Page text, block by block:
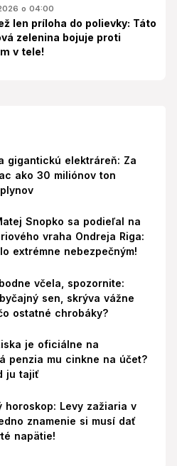
o 04:00
len príloha do polievky: Táto
zelenina bojuje proti
v tele!
gigantickú elektráreň: Za
ako 30 miliónov ton
Snopko sa podieľal na
vraha Ondreja Riga:
extrémne nebezpečným!
včela, spozornite:
sen, skrýva vážne
ostatné chrobáky?
je oficiálne na
penzia mu cinkne na účet?
ju tajiť
horoskop: Levy zažiaria v
znamenie si musí dať
napätie!